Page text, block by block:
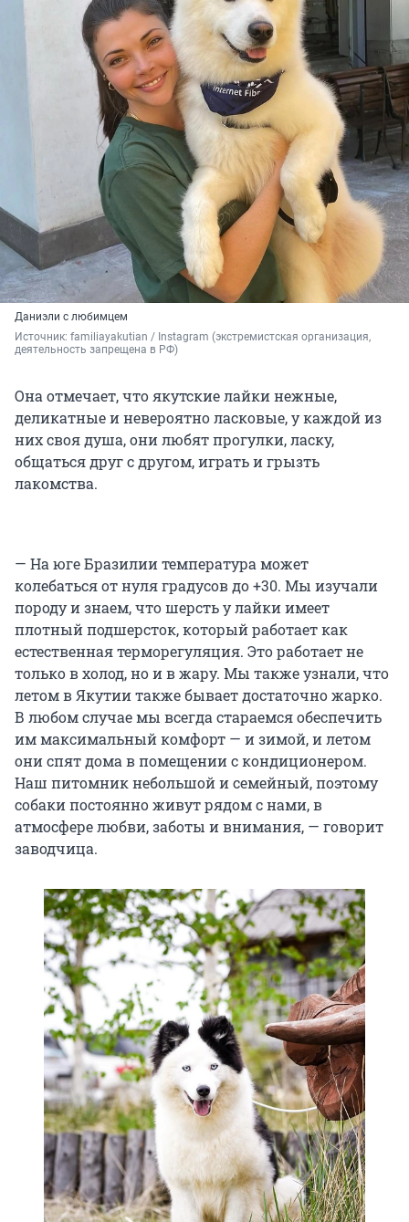
Даниэли с любимцем
Источник: familiayakutian / Instagram (экстремистская организация,
деятельность запрещена в РФ)
Она отмечает, что якутские лайки нежные,
деликатные и невероятно ласковые, у каждой из
них своя душа, они любят прогулки, ласку,
общаться друг с другом, играть и грызть
лакомства.
— На юге Бразилии температура может
колебаться от нуля градусов до +30. Мы изучали
породу и знаем, что шерсть у лайки имеет
плотный подшерсток, который работает как
естественная терморегуляция. Это работает не
только в холод, но и в жару. Мы также узнали, что
летом в Якутии также бывает достаточно жарко.
В любом случае мы всегда стараемся обеспечить
им максимальный комфорт — и зимой, и летом
они спят дома в помещении с кондиционером.
Наш питомник небольшой и семейный, поэтому
собаки постоянно живут рядом с нами, в
атмосфере любви, заботы и внимания, — говорит
заводчица.